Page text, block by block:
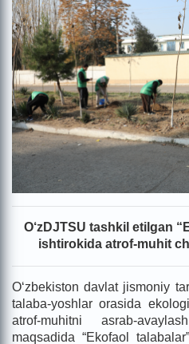
O‘zDJTSU tashkil etilgan
ishtirokida atrof-muhit
O‘zbekiston davlat jismoniy
talaba-yoshlar orasida
atrof-muhitni asrab-
maqsadida “Ekofaol